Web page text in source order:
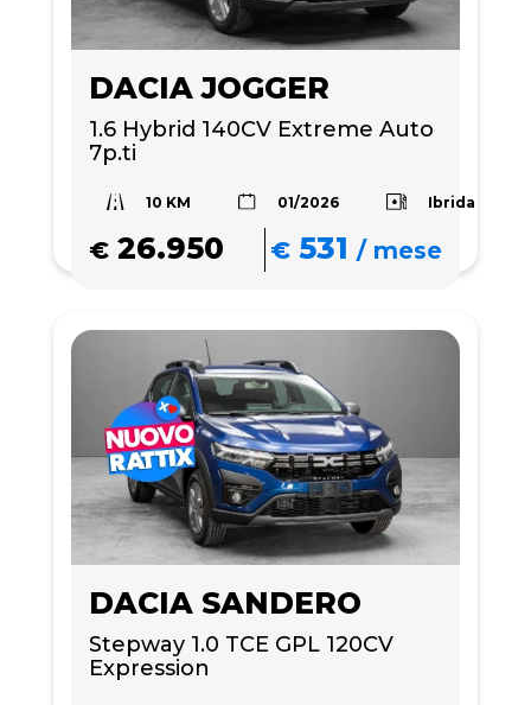
DACIA JOGGER
1.6 Hybrid 140CV Extreme Auto
7p.ti
10 KM 01/2026 Ibrida
€ 26.950 € 531 /mese
DACIA SANDERO
Stepway 1.0 TCE GPL 120CV
Expression